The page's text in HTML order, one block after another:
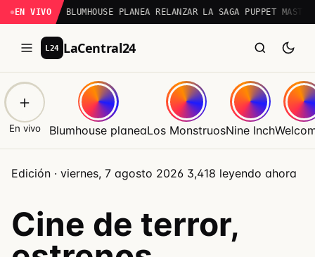
EN VIVO BLUMHOUSE PLANEA RELANZAR LA SAGA PUPPET
L24 LaCentral24
＋
En vivo Blumhouse planeaLos MonstruosNine Inch
Edición · viernes, 7 agosto 2026 3,418 leyendo ahora
Cine de terror,